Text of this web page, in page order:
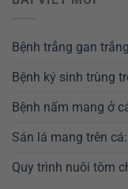
Bệnh trắng gan
Bệnh ký sinh trùng
Bệnh nấm mang ở
Sán lá mang trên
Quy trình nuôi tôm